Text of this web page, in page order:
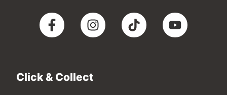
Click & Collect